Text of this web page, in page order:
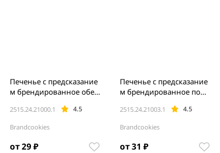
от 29 ₽
2515.24.21000.1 4.5
Печенье с предсказание
м брендированное обер
Brandcookies
от 31 ₽
2515.24.21003.1 4.5
Печенье с предсказание
м брендированное подс
Brandcookies